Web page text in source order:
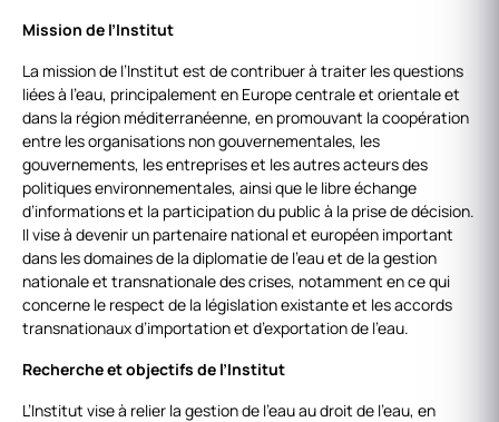
Mission de l’Institut
La mission de l’Institut est de contribuer à traiter les questions
liées à l’eau, principalement en Europe centrale et orientale et
dans la région méditerranéenne, en promouvant la coopération
entre les organisations non gouvernementales, les
gouvernements, les entreprises et les autres acteurs des
politiques environnementales, ainsi que le libre échange
d’informations et la participation du public à la prise de décision.
Il vise à devenir un partenaire national et européen important
dans les domaines de la diplomatie de l’eau et de la gestion
nationale et transnationale des crises, notamment en ce qui
concerne le respect de la législation existante et les accords
transnationaux d’importation et d’exportation de l’eau.
Recherche et objectifs de l’Institut
L’Institut vise à relier la gestion de l’eau au droit de l’eau, en